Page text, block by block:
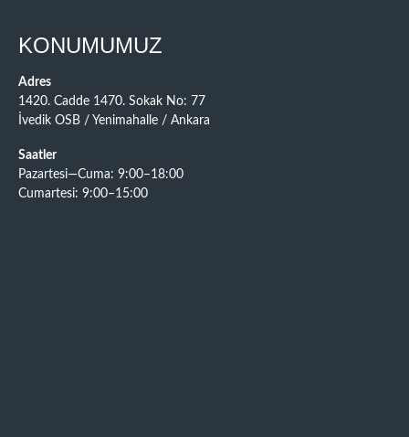
KONUMUMUZ
Adres
1420. Cadde 1470. Sokak No: 77
İvedik OSB / Yenimahalle / Ankara
Saatler
Pazartesi—Cuma: 9:00–18:00
Cumartesi: 9:00–15:00